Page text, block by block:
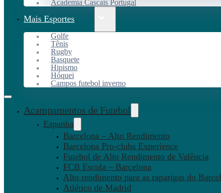
Academia Cascais Portugal
Mais Esportes
Golfe
Tênis
Rugby
Basquete
Hipismo
Hóquei
Campos futebol inverno
Acampamentos de Futebol
Espanha
Barcelona – Alto Rendimento
Barcelona Pro-clubs Experience
Futebol de Alto Rendimento de Valência
FCB Escola – Barcelona
Alto rendimento para as raparigas do
Atlético de Madrid